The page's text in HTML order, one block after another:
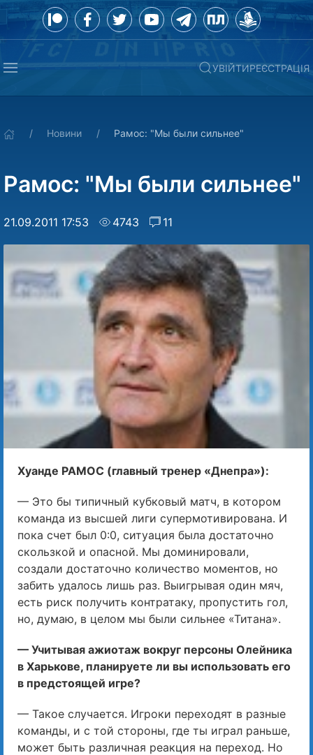
УВІЙТИРЕЄСТРАЦІЯ
Новини Рамос: "Мы были сильнее"
Рамос: "Мы были сильнее"
21.09.2011 17:53 4743 11
Хуанде РАМОС (главный тренер «Днепра»):
— Это бы типичный кубковый матч, в котором
команда из высшей лиги супермотивирована. И
пока счет был 0:0, ситуация была достаточно
скользкой и опасной. Мы доминировали,
создали достаточно количество моментов, но
забить удалось лишь раз. Выигрывая один мяч,
есть риск получить контратаку, пропустить гол,
но, думаю, в целом мы были сильнее «Титана».
— Учитывая ажиотаж вокруг персоны Олейника
в Харькове, планируете ли вы использовать его
в предстоящей игре?
— Такое случается. Игроки переходят в разные
команды, и с той стороны, где ты играл раньше,
может быть различная реакция на переход. Но